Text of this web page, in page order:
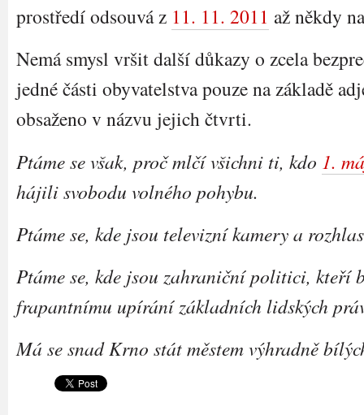
prostředí odsouvá z 11. 11. 2011 až někdy
Nemá smysl vršit další důkazy o zcela
jedné části obyvatelstva pouze na základě
obsaženo v názvu jejich čtvrti.
Ptáme se však, proč mlčí všichni ti, kdo 1.
hájili svobodu volného pohybu.
Ptáme se, kde jsou televizní kamery a
Ptáme se, kde jsou zahraniční politici, kteří
frapantnímu upírání základních lidských
Má se snad Krno stát městem výhradně